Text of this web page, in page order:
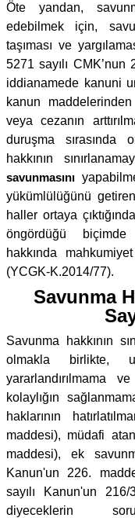
Öte yandan,
edebilmek için,
taşıması ve
5271 sayılı CMK’nun
iddianamede kanuni
kanun
veya cezanın
duruşma sırasında
hakkının
savunmasını
yükümlülüğünü
haller ortaya
öngördüğü biçimde
hakkında
(YCGK-K.2014/77).
Savunma
Savunma hakkının
olmakla birlikte,
yararlandırılmama
kolaylığın
haklarının
maddesi), müdafi
maddesi), ek
Kanun'un 226.
sayılı Kanun'un
diyeceklerin